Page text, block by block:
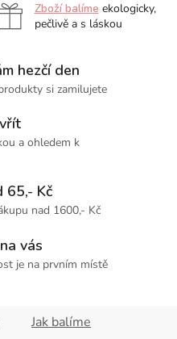
Zboží balíme ekologicky,
pečlivě a s láskou
hezčí den
si zamilujete
a ohledem k
65,- Kč
nad 1600,- Kč
vás
je na prvním místě
Jak balíme